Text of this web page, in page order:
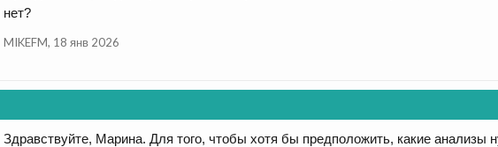
нет?
MIKEFM, 18 янв 2026
Здравствуйте, Марина. Для того, чтобы хотя бы предположить, какие анализы